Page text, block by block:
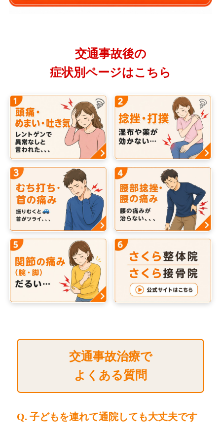
交通事故後の
症状別ページはこちら
交通事故治療で
よくある質問
Q. 子どもを連れて通院しても大丈夫です